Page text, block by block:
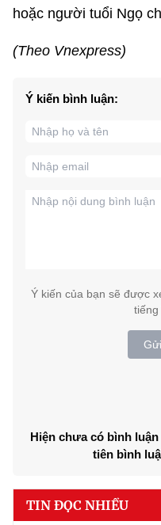
hoặc người tuổi Ngọ
(Theo Vnexpress)
Ý kiến bình luận:
Ý kiến của bạn sẽ được
tiếng
Hiện chưa có bình
tiên bình
TIN ĐỌC NHIỀU